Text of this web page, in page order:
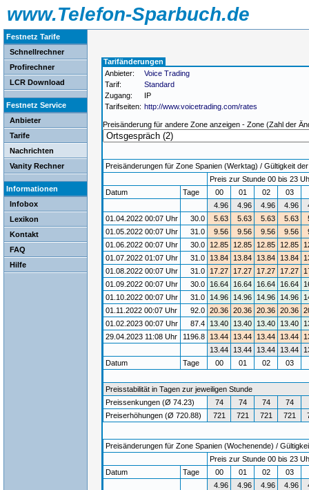
www.Telefon-Sparbuch.de
Festnetz Tarife
Schnellrechner
Profirechner
LCR Download
Festnetz Service
Anbieter
Tarife
Nachrichten
Vanity Rechner
Informationen
Infobox
Lexikon
Kontakt
FAQ
Hilfe
Tarifänderungen
Anbieter:
Voice Trading
Tarif:
Standard
Zugang:
IP
Tarifseiten: http://www.voicetrading.com/rates
Preisänderung für andere Zone anzeigen - Zone (Zahl der
Preisänderungen für Zone Spanien (Werktag) / Gültigkeit
Preis zur Stunde 00 bis 23
Datum
Tage 00 01 02 03
4.96
4.96 4.96 4.96
01.04.2022 00:07 Uhr
30.0 5.63 5.63 5.63 5.63
01.05.2022 00:07 Uhr
31.0 9.56 9.56 9.56 9.56
01.06.2022 00:07 Uhr
30.0 12.85 12.85 12.85 12.85
01.07.2022 01:07 Uhr
31.0 13.84 13.84 13.84 13.84
01.08.2022 00:07 Uhr
31.0 17.27 17.27 17.27 17.27
01.09.2022 00:07 Uhr
30.0 16.64 16.64 16.64 16.64
01.10.2022 00:07 Uhr
31.0 14.96 14.96 14.96 14.96
01.11.2022 00:07 Uhr
92.0 20.36 20.36 20.36 20.36
01.02.2023 00:07 Uhr
87.4 13.40 13.40 13.40 13.40
29.04.2023 11:08 Uhr
1196.8 13.44 13.44 13.44 13.44
13.44
13.44 13.44 13.44
Datum
Tage 00 01 02 03
Preisstabilität in Tagen zur jeweiligen Stunde
Preissenkungen (Ø 74.23)
74 74 74 74
Preiserhöhungen (Ø 720.88)
721 721 721 721
Preisänderungen für Zone Spanien (Wochenende) /
Preis zur Stunde 00 bis 23
Datum
Tage 00 01 02 03
4.96
4.96 4.96 4.96